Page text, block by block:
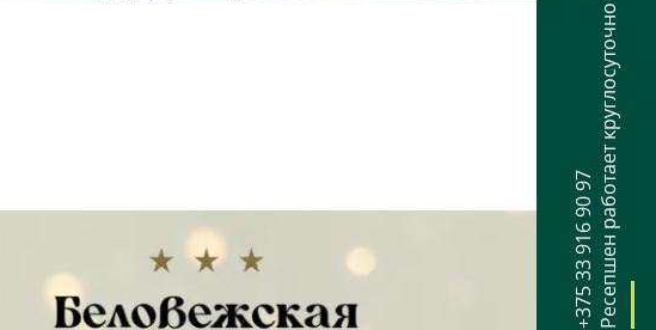
+375 33 916 90 97Ресепшен работает круглосуточно